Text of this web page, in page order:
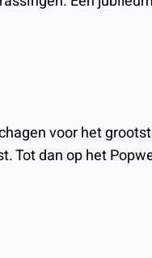
voor het
Tot dan op het